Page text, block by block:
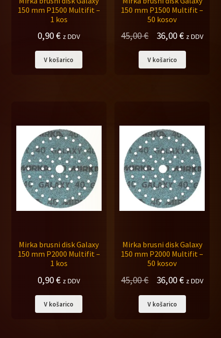
150 mm P1500 Multifit –
1 kos
0,90 € z DDV
V košarico
150 mm P1500 Multifit –
50 kosov
45,00€
Izvirna
cena
je
36,00 €Trenutna
cena
je:
z DDV
V košarico
Mirka brusni disk Galaxy
150 mm P2000 Multifit –
1 kos
0,90 € z DDV
V košarico
Mirka brusni disk Galaxy
150 mm P2000 Multifit –
50 kosov
45,00€
Izvirna
cena
je
36,00 €Trenutna
cena
je:
z DDV
V košarico